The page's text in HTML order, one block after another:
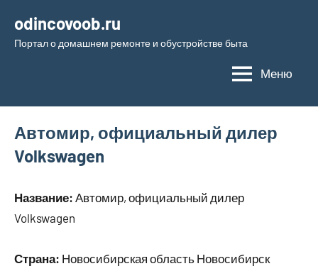
содержимому
odincovoob.ru
Портал о домашнем ремонте и обустройстве быта
Меню
Автомир, официальный дилер
Volkswagen
Название: Автомир, официальный дилер
Volkswagen
Страна: Новосибирская область Новосибирск